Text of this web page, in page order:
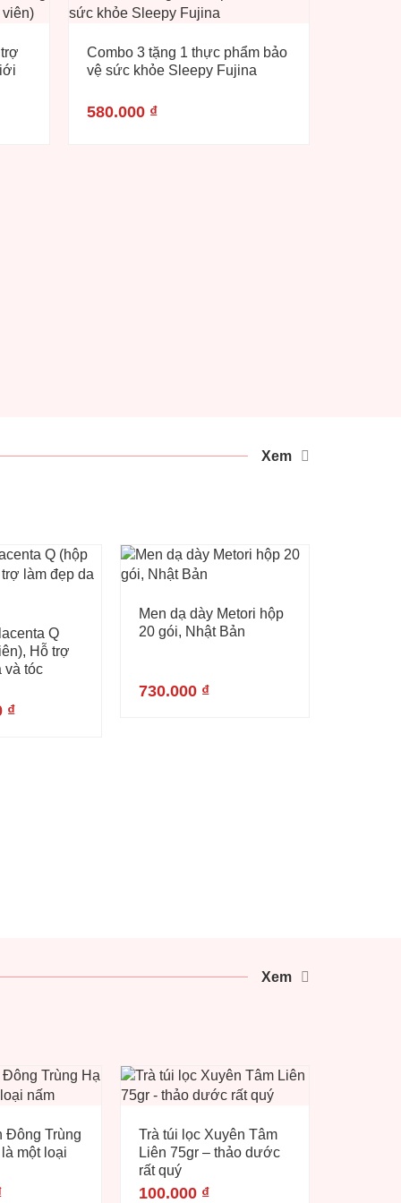
Combo 3 tặng 1 thực phẩm bảo
vệ sức khỏe Sleepy Fujina
580.000 ₫
Xem
Q
Hỗ trợ
và tóc
₫
Men dạ dày Metori hộp
20 gói, Nhật Bản
730.000 ₫
Xem
Đông Trùng
một loại
Trà túi lọc Xuyên Tâm
Liên 75gr – thảo dước
rất quý
100.000 ₫